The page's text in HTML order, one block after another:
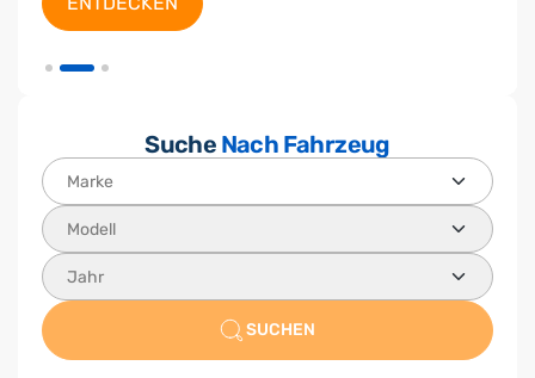
ENTDECKEN
Suche Nach Fahrzeug
SUCHEN